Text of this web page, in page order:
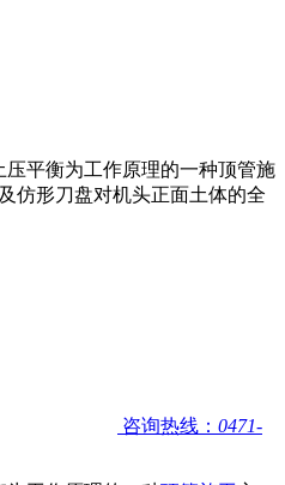
平衡为工作原理的一种顶管施
仿形刀盘对机头正面土体的全
咨询热线： 0471-